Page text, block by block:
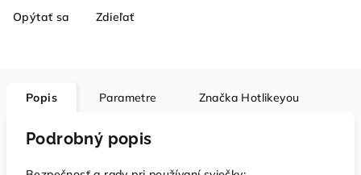
Opýtať sa Zdieľať
Popis Parametre Značka Hotlikeyou
Podrobný popis